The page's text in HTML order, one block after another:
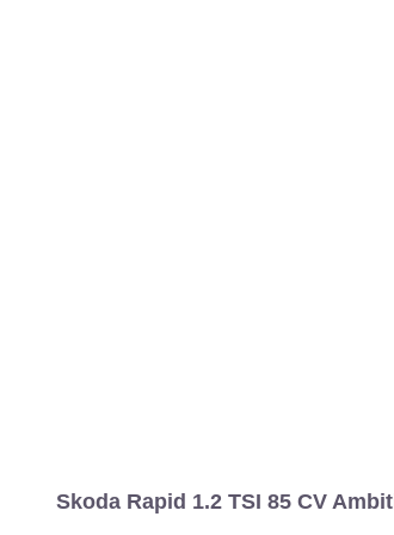
Skoda Rapid 1.2 TSI 85 CV